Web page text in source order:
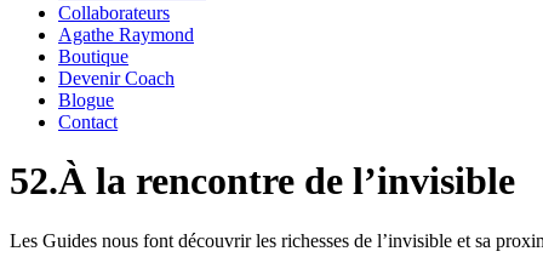
Collaborateurs
Agathe Raymond
Boutique
Devenir Coach
Blogue
Contact
52.À la rencontre de l’invisible
Les Guides nous font découvrir les richesses de l’invisible et sa